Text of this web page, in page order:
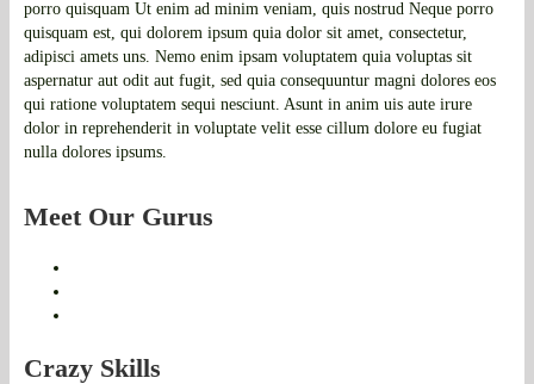
porro quisquam Ut enim ad minim veniam, quis nostrud Neque porro
quisquam est, qui dolorem ipsum quia dolor sit amet, consectetur,
adipisci amets uns. Nemo enim ipsam voluptatem quia voluptas sit
aspernatur aut odit aut fugit, sed quia consequuntur magni dolores eos
qui ratione voluptatem sequi nesciunt. Asunt in anim uis aute irure
dolor in reprehenderit in voluptate velit esse cillum dolore eu fugiat
nulla dolores ipsums.
Meet Our Gurus
Crazy Skills